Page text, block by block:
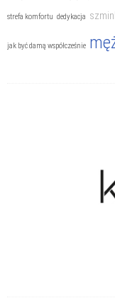
strefa komfortu dedykacja
jak być damą współcześnie